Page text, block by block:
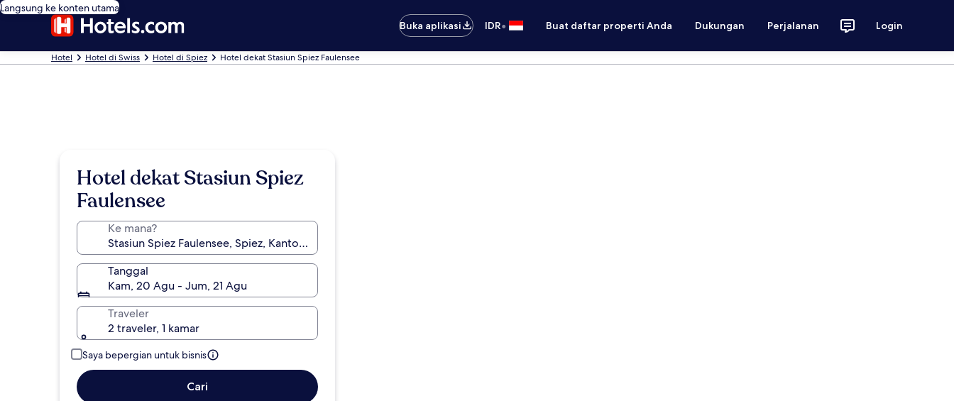
Langsung ke konten utama
Buka aplikasi
IDR• Buat daftar properti Anda Dukungan Perjalanan Login
Hotel Hotel di Swiss Hotel di Spiez Hotel dekat Stasiun Spiez Faulensee
Hotel dekat Stasiun Spiez
Faulensee
Ke mana?
Tanggal
Kam, 20 Agu - Jum, 21 Agu
Traveler
2 traveler, 1 kamar
Saya bepergian untuk bisnis
Cari